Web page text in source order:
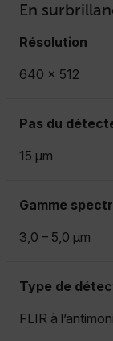
En
Résolution
640 × 512
Pas du
15 µm
Gamme
3,0 – 5,0 µm
Type de
FLIR à
Les
Nom